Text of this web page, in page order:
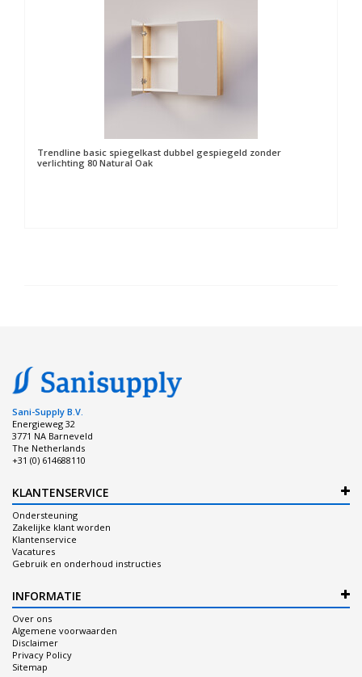
Trendline basic spiegelkast dubbel gespiegeld zonder
verlichting 80 Natural Oak
Sani-Supply B.V.
Energieweg 32
3771 NA Barneveld
The Netherlands
+31 (0) 614688110
KLANTENSERVICE
Ondersteuning
Zakelijke klant worden
Klantenservice
Vacatures
Gebruik en onderhoud instructies
INFORMATIE
Over ons
Algemene voorwaarden
Disclaimer
Privacy Policy
Sitemap